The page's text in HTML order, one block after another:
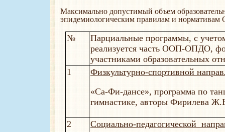
Максимально допустимый объем
эпидемиологическим правилам и
№
Парциальные программы, с
реализуется часть ООП-ОПДО,
участниками образовательных
1
Физкультурно-спортивной
«Са-Фи-дансе», программа по
гимнастике, авторы Фирилева
2
Социально-педагогической